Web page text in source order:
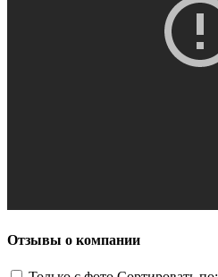
Отзывы о компании